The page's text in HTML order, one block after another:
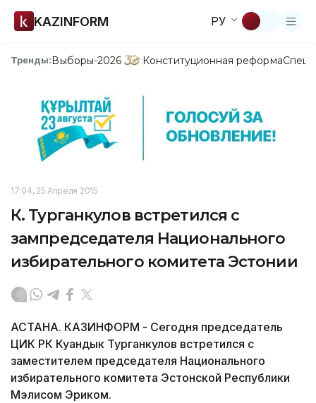
KAZINFORM РУ
Тренды:Выборы-2026 Конституционная реформа
17:04, 25 Апреля 2015
К. Турганкулов встретился с
зампредседателя Национального
избирательного комитета Эстонии
АСТАНА. КАЗИНФОРМ - Сегодня председатель
ЦИК РК Куандык Турганкулов встретился с
заместителем председателя Национального
избирательного комитета Эстонской Республики
Мэлисом Эриком.